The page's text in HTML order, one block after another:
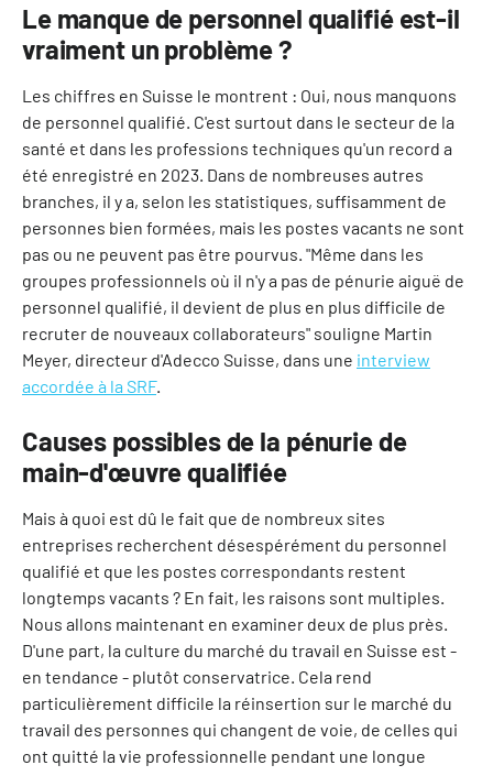
Le manque de personnel qualifié est-il
vraiment un problème ?
Les chiffres en Suisse le montrent : Oui, nous manquons
de personnel qualifié. C'est surtout dans le secteur de la
santé et dans les professions techniques qu'un record a
été enregistré en 2023. Dans de nombreuses autres
branches, il y a, selon les statistiques, suffisamment de
personnes bien formées, mais les postes vacants ne sont
pas ou ne peuvent pas être pourvus. "Même dans les
groupes professionnels où il n'y a pas de pénurie aiguë de
personnel qualifié, il devient de plus en plus difficile de
recruter de nouveaux collaborateurs" souligne Martin
Meyer, directeur d'Adecco Suisse, dans une interview
accordée à la SRF.
Causes possibles de la pénurie de
main-d'œuvre qualifiée
Mais à quoi est dû le fait que de nombreux sites
entreprises recherchent désespérément du personnel
qualifié et que les postes correspondants restent
longtemps vacants ? En fait, les raisons sont multiples.
Nous allons maintenant en examiner deux de plus près.
D'une part, la culture du marché du travail en Suisse est -
en tendance - plutôt conservatrice. Cela rend
particulièrement difficile la réinsertion sur le marché du
travail des personnes qui changent de voie, de celles qui
ont quitté la vie professionnelle pendant une longue